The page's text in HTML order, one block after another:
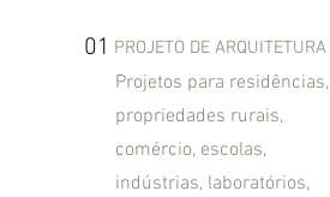
01 PROJETO DE ARQUITETURA
Projetos para residências,
propriedades rurais,
comércio, escolas,
indústrias, laboratórios,